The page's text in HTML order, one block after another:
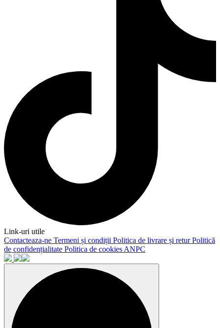
Link-uri utile
Contacteaza-ne Termeni și condiții Politica de livrare și returPolitică
de confidențialitate Politica de cookies ANPC